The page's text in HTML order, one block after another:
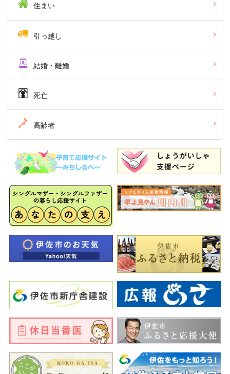
住まい
引っ越し
結婚・離婚
死亡
高齢者